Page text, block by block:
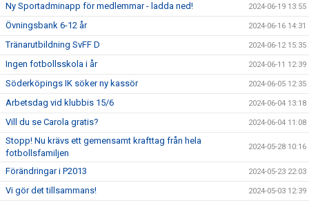
Ny Sportadminapp för medlemmar - ladda ned! 2024-06-19 13:55
Övningsbank 6-12 år 2024-06-16 14:31
Tränarutbildning SvFF D 2024-06-12 15:35
Ingen fotbollsskola i år 2024-06-11 12:39
Söderköpings IK söker ny kassör 2024-06-05 12:35
Arbetsdag vid klubbis 15/6 2024-06-04 13:18
Vill du se Carola gratis? 2024-06-04 11:08
Stopp! Nu krävs ett gemensamt krafttag från hela
fotbollsfamiljen
2024-05-28 10:16
Förändringar i P2013 2024-05-23 22:03
Vi gör det tillsammans! 2024-05-03 12:39